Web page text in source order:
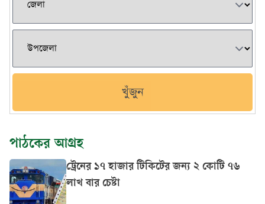
খুঁজুন
পাঠকের আগ্রহ
ট্রেনের ১৭ হাজার টিকিটের জন্য ২ কোটি ৭৬
লাখ বার চেষ্টা